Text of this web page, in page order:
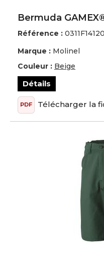
Bermuda
Référence :
Marque : Molinel
Couleur : Beige
Détails
PDF Télécharger la